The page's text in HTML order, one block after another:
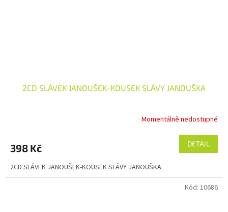
2CD SLÁVEK JANOUŠEK-KOUSEK SLÁVY JANOUŠKA
je
z
5
Momentálně nedostupné
398 Kč DETAIL
2CD SLÁVEK JANOUŠEK-KOUSEK SLÁVY JANOUŠKA
Kód: 10686